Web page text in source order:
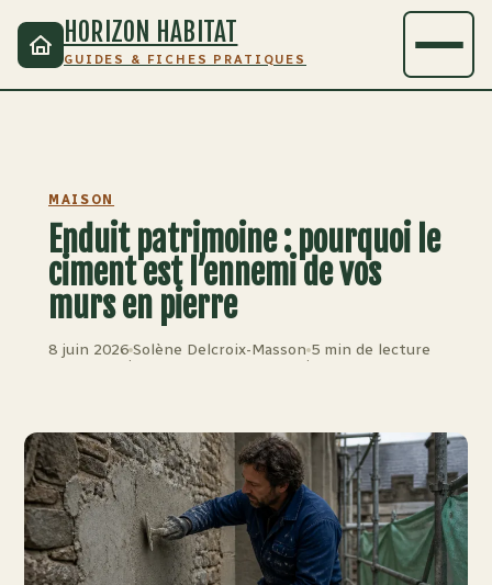
HORIZON HABITAT
GUIDES & FICHES PRATIQUES
MAISON
Enduit patrimoine : pourquoi le
ciment est l’ennemi de vos
murs en pierre
8 juin 2026
·
Solène Delcroix-Masson
·
5 min de lecture